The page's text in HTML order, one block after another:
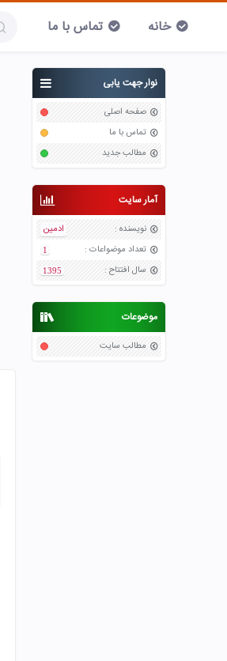
خانه تماس با ما
نوار جهت یابی
صفحه اصلی
تماس با ما
مطالب جدید
آمار سایت
نویسنده :
ادمین
تعداد موضواعات :
1
سال افتتاح :
1395
موضوعات
مطالب سایت